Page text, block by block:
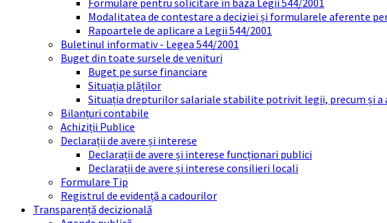
Formulare pentru solicitare în baza Legii 544/2001
Modalitatea de contestare a deciziei și formularele aferente
Rapoartele de aplicare a Legii 544/2001
Buletinul informativ - Legea 544/2001
Buget din toate sursele de venituri
Buget pe surse financiare
Situația plăților
Situația drepturilor salariale stabilite potrivit legii, precum și
Bilanțuri contabile
Achiziții Publice
Declarații de avere și interese
Declarații de avere și interese funcționari publici
Declarații de avere și interese consilieri locali
Formulare Tip
Registrul de evidență a cadourilor
Transparență decizională